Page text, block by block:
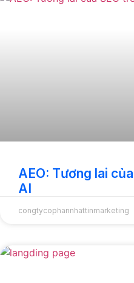
AEO: Tương lai
AI
congtycophannhattinmarketing